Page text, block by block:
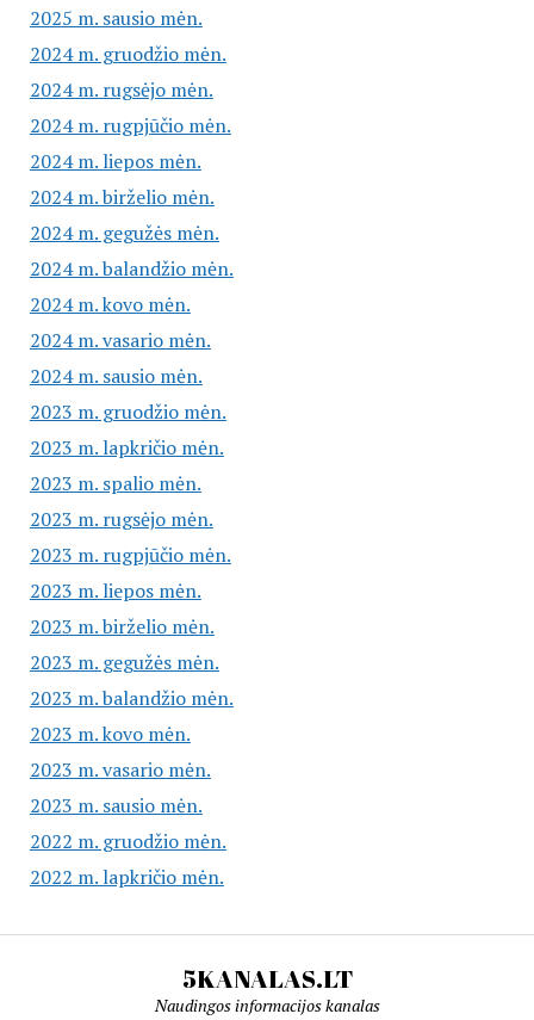
2025 m. sausio mėn.
2024 m. gruodžio mėn.
2024 m. rugsėjo mėn.
2024 m. rugpjūčio mėn.
2024 m. liepos mėn.
2024 m. birželio mėn.
2024 m. gegužės mėn.
2024 m. balandžio mėn.
2024 m. kovo mėn.
2024 m. vasario mėn.
2024 m. sausio mėn.
2023 m. gruodžio mėn.
2023 m. lapkričio mėn.
2023 m. spalio mėn.
2023 m. rugsėjo mėn.
2023 m. rugpjūčio mėn.
2023 m. liepos mėn.
2023 m. birželio mėn.
2023 m. gegužės mėn.
2023 m. balandžio mėn.
2023 m. kovo mėn.
2023 m. vasario mėn.
2023 m. sausio mėn.
2022 m. gruodžio mėn.
2022 m. lapkričio mėn.
5KANALAS.LT
Naudingos informacijos kanalas